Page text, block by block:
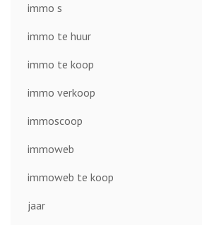
immo s
immo te huur
immo te koop
immo verkoop
immoscoop
immoweb
immoweb te koop
jaar